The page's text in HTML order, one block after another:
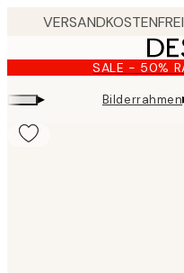
content.
SALE - 50%
▸ Bilderrahmen